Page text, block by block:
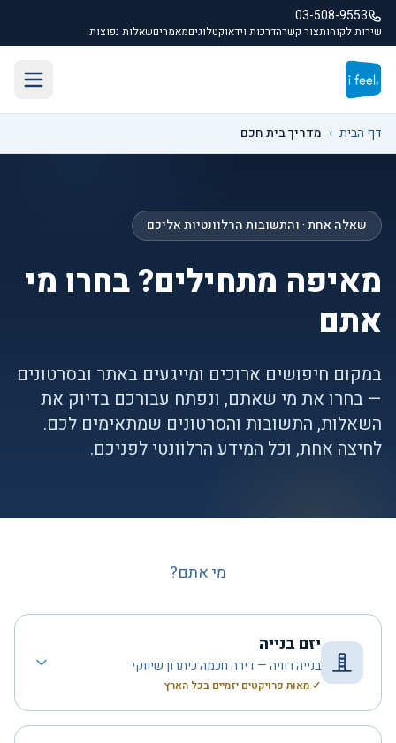
דלג לתוכן הראשי
03-508-9553
שירות לקוחותצור קשרהדרכות וידאוקטלוגיםמאמריםשאלות נפוצות
דף הבית › מדריך בית חכם
שאלה אחת · והתשובות הרלוונטיות אליכם
מאיפה מתחילים? בחרו מי
אתם
במקום חיפושים ארוכים ומייגעים באתר ובסרטונים
— בחרו את מי שאתם, ונפתח עבורכם בדיוק את
השאלות, התשובות והסרטונים שמתאימים לכם.
לחיצה אחת, וכל המידע הרלוונטי לפניכם.
מי אתם?
יזם בנייה
בנייה רוויה — דירה חכמה כיתרון שיווקי
✓ מאות פרויקטים יזמיים בכל הארץ